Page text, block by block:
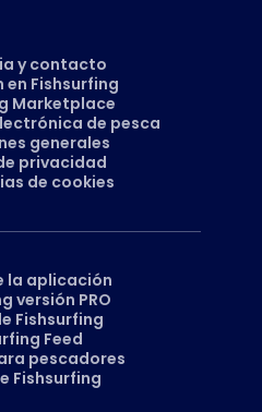
y contacto
en Fishsurfing
Marketplace
de pesca
generales
privacidad
de cookies
la aplicación
versión PRO
Fishsurfing
Feed
pescadores
Fishsurfing